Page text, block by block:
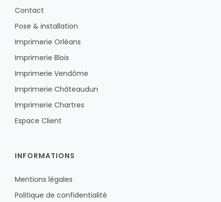
Contact
Pose & installation
Imprimerie Orléans
Imprimerie Blois
Imprimerie Vendôme
Imprimerie Châteaudun
Imprimerie Chartres
Espace Client
INFORMATIONS
Mentions légales
Politique de confidentialité